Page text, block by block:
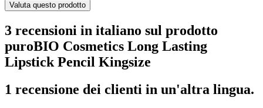
Valuta questo prodotto
3 recensioni in italiano sul prodotto
puroBIO Cosmetics Long Lasting
Lipstick Pencil Kingsize
1 recensione dei clienti in un'altra lingua.